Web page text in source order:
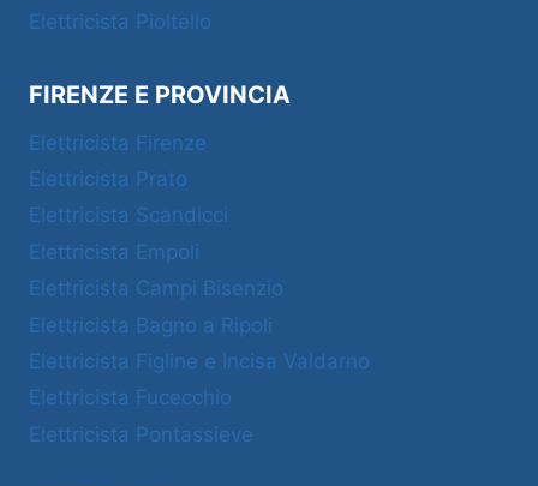
Elettricista Pioltello
FIRENZE E PROVINCIA
Elettricista Firenze
Elettricista Prato
Elettricista Scandicci
Elettricista Empoli
Elettricista Campi Bisenzio
Elettricista Bagno a Ripoli
Elettricista Figline e Incisa Valdarno
Elettricista Fucecchio
Elettricista Pontassieve